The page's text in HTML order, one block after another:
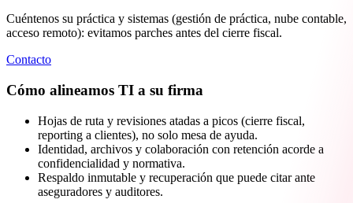
Cuéntenos su práctica y sistemas (gestión de práctica, nube contable,
acceso remoto): evitamos parches antes del cierre fiscal.
Contacto
Cómo alineamos TI a su firma
Hojas de ruta y revisiones atadas a picos (cierre fiscal,
reporting a clientes), no solo mesa de ayuda.
Identidad, archivos y colaboración con retención acorde a
confidencialidad y normativa.
Respaldo inmutable y recuperación que puede citar ante
aseguradores y auditores.